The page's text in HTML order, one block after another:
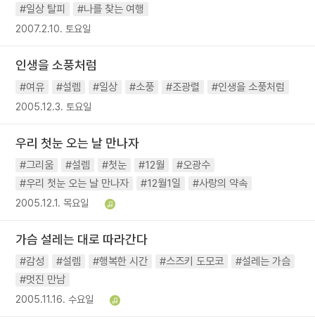
#일상 탈피
#나를 찾는 여행
2007.2.10. 토요일
인생을 소풍처럼
#여유 #설렘 #일상 #소풍 #조광렬 #인생을 소풍처럼
2005.12.3. 토요일
우리 첫눈 오는 날 만나자
#그리움 #설렘 #첫눈 #12월
#오광수
#우리 첫눈 오는 날 만나자
#12월1일 #사랑의 약속
2005.12.1. 목요일
가슴 설레는 대로 따라간다
#감성 #설렘 #행복한 시간 #스즈키 도모코
#설레는 가슴
#멋진 만남
2005.11.16. 수요일